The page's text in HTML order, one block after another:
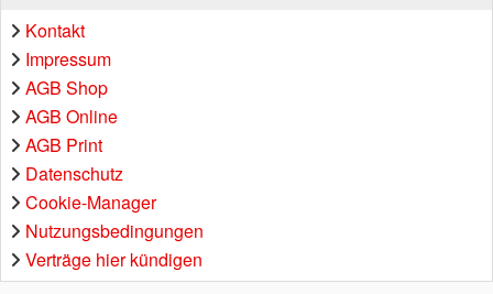
Kontakt
Impressum
AGB Shop
AGB Online
AGB Print
Datenschutz
Cookie-Manager
Nutzungsbedingungen
Verträge hier kündigen